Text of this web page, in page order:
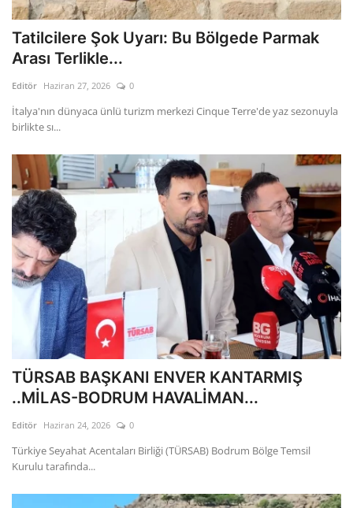
Tatilcilere Şok Uyarı: Bu Bölgede Parmak
Arası Terlikle...
Editör Haziran 27, 2026 0
İtalya'nın dünyaca ünlü turizm merkezi Cinque Terre'de yaz sezonuyla
birlikte sı...
TÜRSAB BAŞKANI ENVER KANTARMIŞ
..MİLAS-BODRUM HAVALİMAN...
Editör Haziran 24, 2026 0
Türkiye Seyahat Acentaları Birliği (TÜRSAB) Bodrum Bölge Temsil
Kurulu tarafında...